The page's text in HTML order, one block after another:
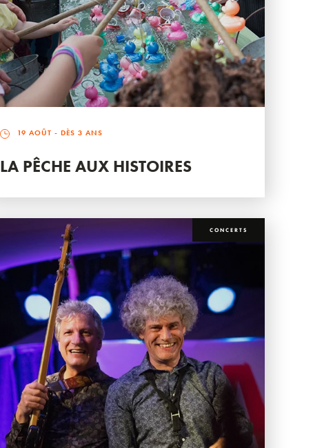
19 AOÛT - DÈS 3 ANS
LA PÊCHE AUX HISTOIRES
CONCERTS